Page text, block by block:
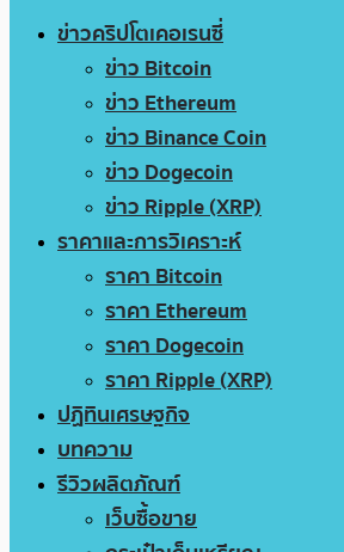
ข่าวคริปโตเคอเรนซี่
ข่าว Bitcoin
ข่าว Ethereum
ข่าว Binance Coin
ข่าว Dogecoin
ข่าว Ripple (XRP)
ราคาและการวิเคราะห์
ราคา Bitcoin
ราคา Ethereum
ราคา Dogecoin
ราคา Ripple (XRP)
ปฏิทินเศรษฐกิจ
บทความ
รีวิวผลิตภัณฑ์
เว็บซื้อขาย